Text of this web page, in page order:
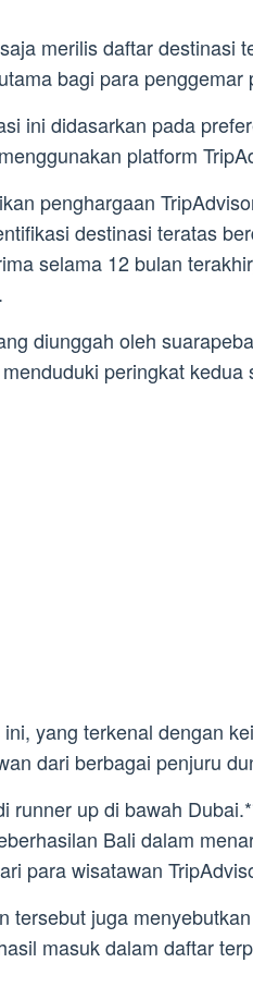
merilis daftar destinasi
bagi para
ini didasarkan pada
platform
penghargaan
destinasi teratas
selama 12 bulan
diunggah oleh
peringkat kedua
yang terkenal dengan
dari berbagai penjuru
runner up di bawah
Bali dalam
para wisatawan
tersebut juga
masuk dalam daftar